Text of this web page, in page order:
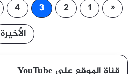
«
1
2
3
4
الأخيرة